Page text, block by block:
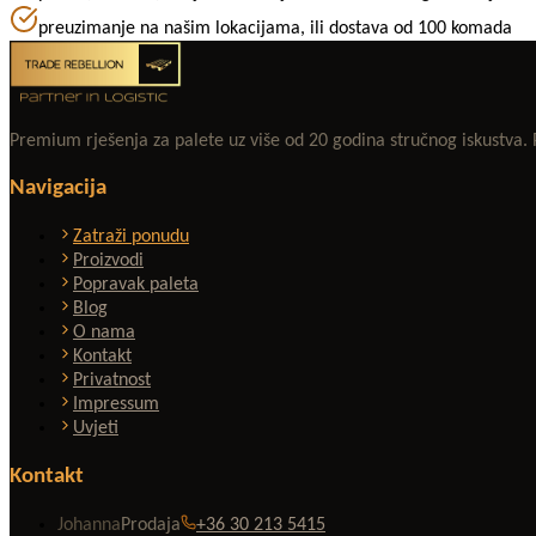
preuzimanje na našim lokacijama, ili dostava od 100 komada
Premium rješenja za palete uz više od 20 godina stručnog
Navigacija
Zatraži ponudu
Proizvodi
Popravak paleta
Blog
O nama
Kontakt
Privatnost
Impressum
Uvjeti
Kontakt
JohannaProdaja +36 30 213 5415